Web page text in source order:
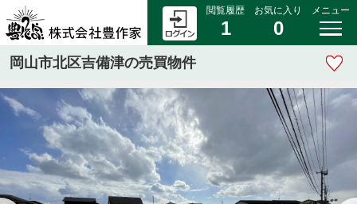
閲覧履歴
1
お気に入り
0
メニュー
岡山市北区吉備津の売買物件